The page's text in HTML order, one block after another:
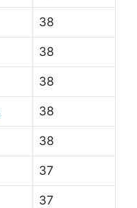
38
38
38
38
38
37
37